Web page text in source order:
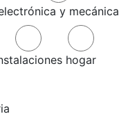
y mecánica
hogar